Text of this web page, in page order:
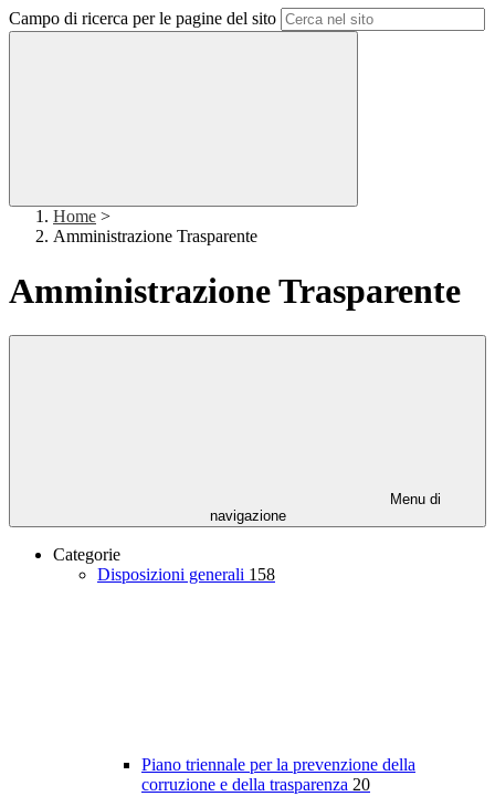
Campo di ricerca per le pagine del sito
Home >
Amministrazione Trasparente
Amministrazione Trasparente
Menu di
navigazione
Categorie
Disposizioni generali 158
Piano triennale per la prevenzione della
corruzione e della trasparenza 20